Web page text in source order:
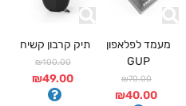
מעמד לפלאפון
GUP
₪70.00
₪40.00
תיק קרבון קשיח
₪100.00
₪49.00